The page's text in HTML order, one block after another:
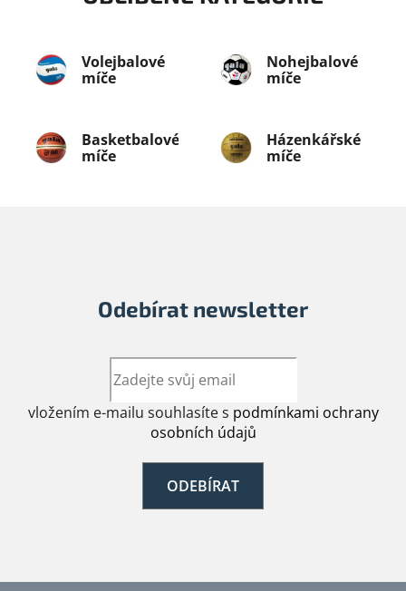
Volejbalové
míče
Nohejbalové
míče
Basketbalové
míče
Házenkářské
míče
Odebírat newsletter
vložením e-mailu souhlasíte s podmínkami ochrany
osobních údajů
ODEBÍRAT